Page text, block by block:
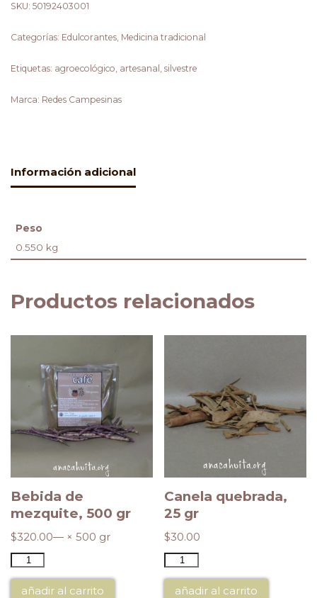
SKU: 50192403001
Categorías: Edulcorantes, Medicina tradicional
Etiquetas: agroecológico, artesanal , silvestre
Marca: Redes Campesinas
Información adicional
Peso
0.550 kg
Productos relacionados
Bebida de
mezquite, 500 gr
$320.00— × 500 gr
añadir al carrito
Canela quebrada,
25 gr
$30.00
añadir al carrito